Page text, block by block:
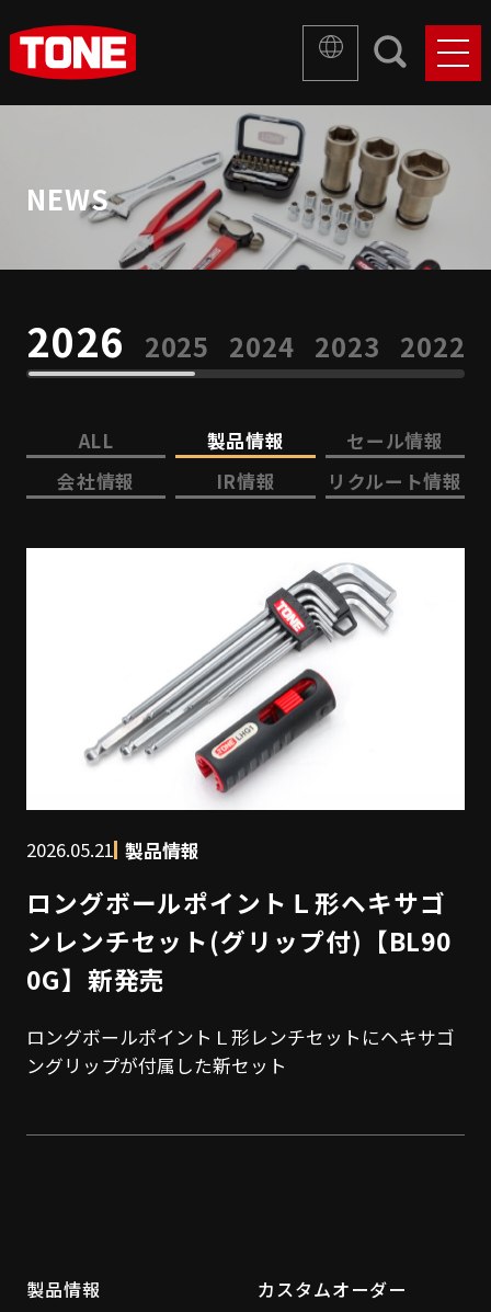
NEWS
2026 2025 2024 2023 2022
ALL 製品情報
セール情報
会社情報
IR情報 リクルート情報
2026.05.21 製品情報
ロングボールポイントＬ形ヘキサゴ
ンレンチセット(グリップ付)【BL90
0G】新発売
ロングボールポイントＬ形レンチセットにヘキサゴ
ングリップが付属した新セット
製品情報 カスタムオーダー